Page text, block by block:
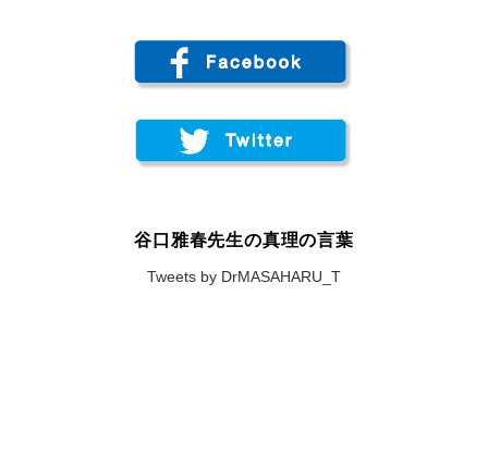
谷口雅春先生の真理の言葉
Tweets by DrMASAHARU_T